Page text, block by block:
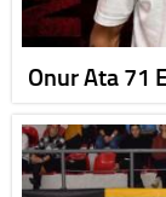
Onur Ata 71